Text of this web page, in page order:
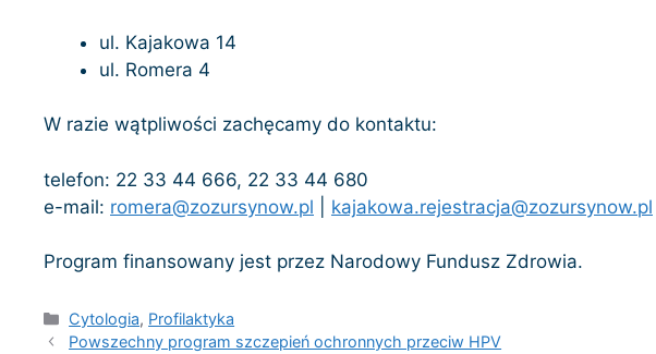
ul. Kajakowa 14
ul. Romera 4
W razie wątpliwości zachęcamy do kontaktu:
telefon: 22 33 44 666, 22 33 44 680
e-mail: romera@zozursynow.pl kajakowa.rejestracja@zozursynow.pl
Program finansowany jest przez Narodowy Fundusz Zdrowia.
Kategorie
Cytologia, Profilaktyka
Powszechny program szczepień ochronnych przeciw HPV